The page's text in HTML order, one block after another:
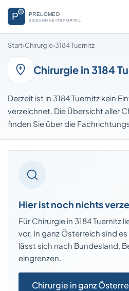
Start›Chirurgie›3184 Tuernitz
Chirurgie in 3184
Derzeit ist in 3184 Tuernitz kein
verzeichnet. Die Übersicht aller
finden Sie über die
Hier ist noch nichts
Für Chirurgie in 3184 Tuernitz
vor. In ganz Österreich sind
lässt sich nach Bundesland,
eingrenzen.
Chirurgie in ganz